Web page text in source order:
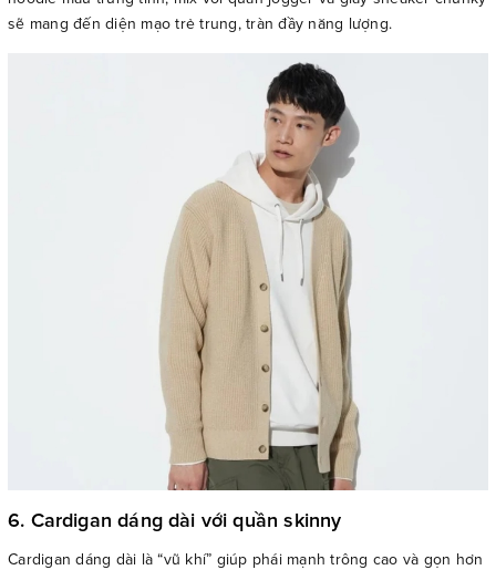
sẽ mang đến diện mạo trẻ trung, tràn đầy năng lượng.
6. Cardigan dáng dài với quần skinny
Cardigan dáng dài là “vũ khí” giúp phái mạnh trông cao và gọn hơn